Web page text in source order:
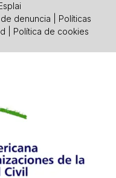
denuncia
Políticas
Política de cookies